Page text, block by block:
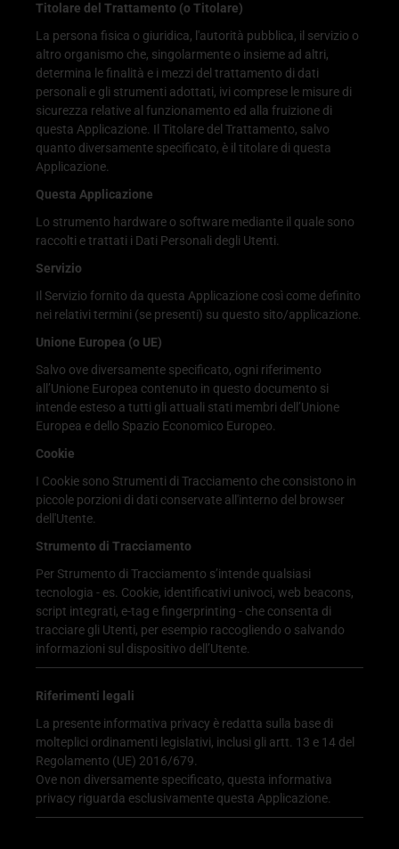
Titolare del Trattamento (o Titolare)
La persona fisica o giuridica, l'autorità pubblica, il servizio o
altro organismo che, singolarmente o insieme ad altri,
determina le finalità e i mezzi del trattamento di dati
personali e gli strumenti adottati, ivi comprese le misure di
sicurezza relative al funzionamento ed alla fruizione di
questa Applicazione. Il Titolare del Trattamento, salvo
quanto diversamente specificato, è il titolare di questa
Applicazione.
Questa Applicazione
Lo strumento hardware o software mediante il quale sono
raccolti e trattati i Dati Personali degli Utenti.
Servizio
Il Servizio fornito da questa Applicazione così come definito
nei relativi termini (se presenti) su questo sito/applicazione.
Unione Europea (o UE)
Salvo ove diversamente specificato, ogni riferimento
all’Unione Europea contenuto in questo documento si
intende esteso a tutti gli attuali stati membri dell’Unione
Europea e dello Spazio Economico Europeo.
Cookie
I Cookie sono Strumenti di Tracciamento che consistono in
piccole porzioni di dati conservate all'interno del browser
dell'Utente.
Strumento di Tracciamento
Per Strumento di Tracciamento s’intende qualsiasi
tecnologia - es. Cookie, identificativi univoci, web beacons,
script integrati, e-tag e fingerprinting - che consenta di
tracciare gli Utenti, per esempio raccogliendo o salvando
informazioni sul dispositivo dell’Utente.
Riferimenti legali
La presente informativa privacy è redatta sulla base di
molteplici ordinamenti legislativi, inclusi gli artt. 13 e 14 del
Regolamento (UE) 2016/679.
Ove non diversamente specificato, questa informativa
privacy riguarda esclusivamente questa Applicazione.